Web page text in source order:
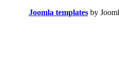
Joomla templatesby